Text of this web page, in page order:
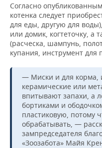
Согласно
котенка следует
для еды, другую для
или домик, когтеточку, а
(расческа, шампунь,
купания, инструмент для
— Миски и для корма,
керамические или
впитывают запахи, а
бортиками и
пластиковую, потому
обрабатывать, —
зампредседателя
«Зоозабота» Майя